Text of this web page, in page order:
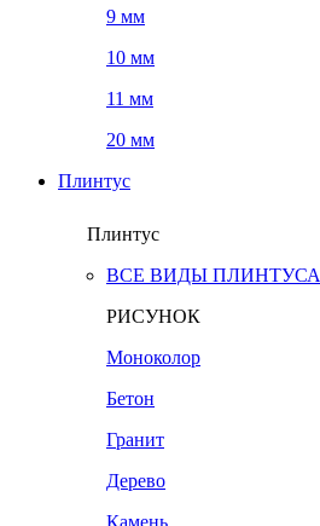
9 мм
10 мм
11 мм
20 мм
Плинтус
Плинтус
ВСЕ ВИДЫ ПЛИНТУСА
РИСУНОК
Моноколор
Бетон
Гранит
Дерево
Камень